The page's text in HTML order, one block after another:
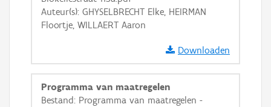
Basis Lagen
Auteur(s): GHYSELBRECHT Elke, HEIRMAN
Floortje, WILLAERT Aaron
Downloaden
Programma van maatregelen
Bestand: Programma van maatregelen -